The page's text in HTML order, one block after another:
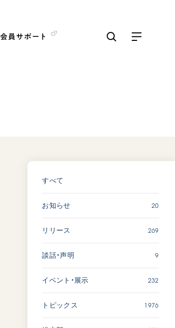
会員サポート
2026.08.06
SDGs 平和
動画
広島
2026.07.31
文化
動画
すべて
お知らせ 20
リリース 269
談話・声明 9
イベント・展示 232
トピックス 1976